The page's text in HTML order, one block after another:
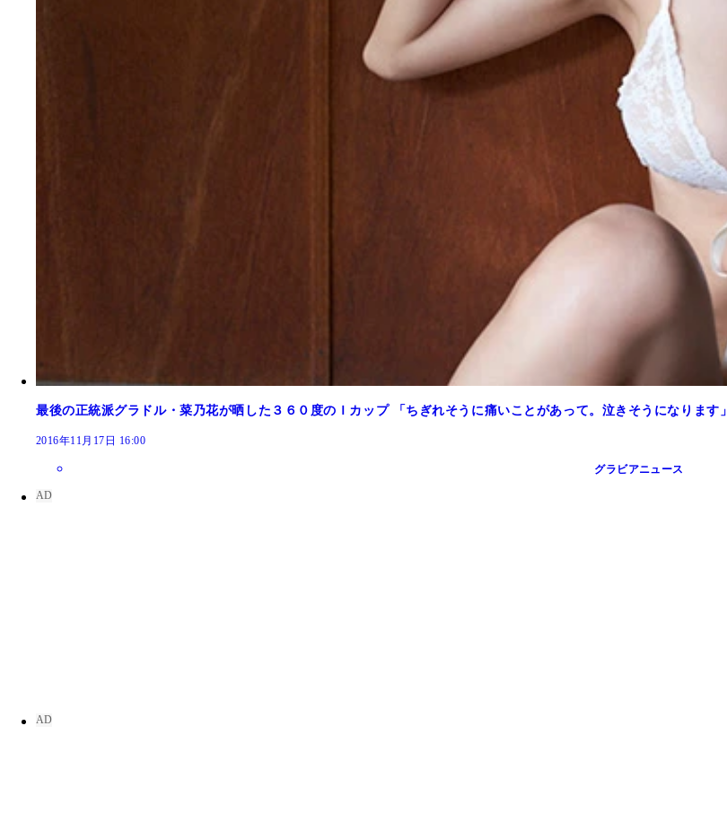
最後の正統派グラドル・菜乃花が晒した３６０度のＩカップ 「ちぎれそうに痛いことがあって。泣きそうになります」
2016年11月17日 16:00
グラビアニュース